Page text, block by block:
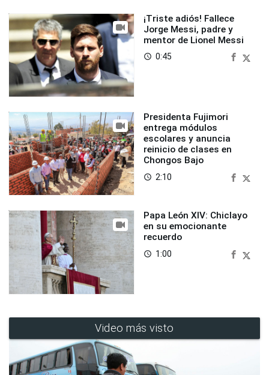
¡Triste adiós! Fallece
Jorge Messi, padre y
mentor de Lionel Messi
access_time 0:45
Presidenta Fujimori
entrega módulos
escolares y anuncia
reinicio de clases en
Chongos Bajo
access_time 2:10
Papa León XIV: Chiclayo
en su emocionante
recuerdo
access_time 1:00
Video más visto